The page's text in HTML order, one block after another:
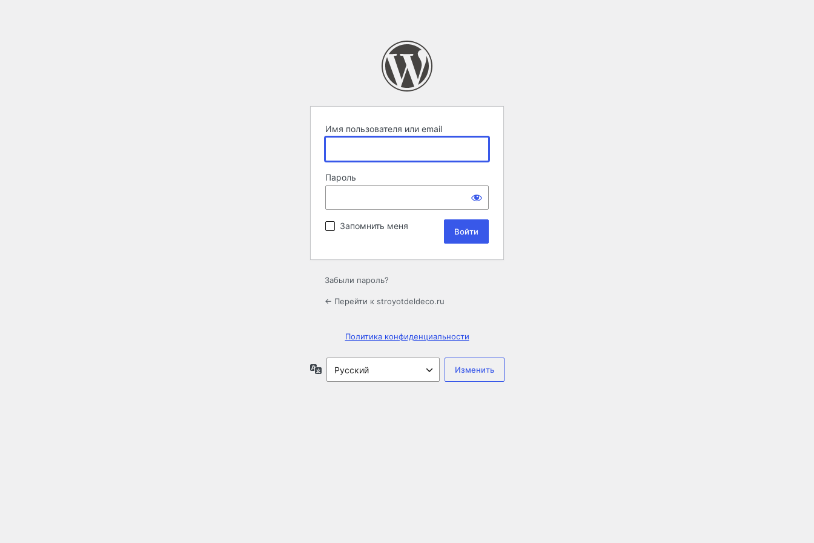
Имя пользователя или email
Пароль
Запомнить меня
Забыли пароль?
← Перейти к stroyotdeldeco.ru
Политика конфиденциальности
Язык